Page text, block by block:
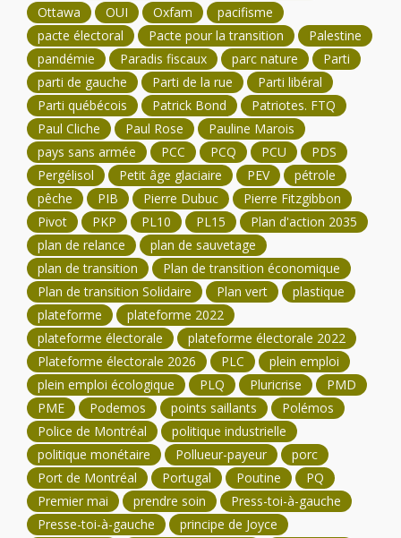
Ottawa
OUI Oxfam
pacifisme
pacte électoral
Pacte pour la transition
Palestine
pandémie
Paradis fiscaux parc nature
Parti
parti de gauche
Parti de la rue
Parti libéral
Parti québécois
Patrick Bond
Patriotes. FTQ
Paul Cliche
Paul Rose
Pauline Marois
pays sans armée
PCC PCQ PCU
PDS
Pergélisol
Petit âge glaciaire PEV
pétrole
pêche
PIB Pierre Dubuc
Pierre Fitzgibbon
Pivot
PKP PL10 PL15
Plan d'action 2035
plan de relance
plan de sauvetage
plan de transition
Plan de transition économique
Plan de transition Solidaire
Plan vert
plastique
plateforme
plateforme 2022
plateforme électorale
plateforme électorale 2022
Plateforme électorale 2026
PLC
plein emploi
plein emploi écologique
PLQ Pluricrise
PMD
PME
Podemos points saillants
Polémos
Police de Montréal
politique industrielle
politique monétaire
Pollueur-payeur
porc
Port de Montréal
Portugal Poutine
PQ
Premier mai
prendre soin
Press-toi-à-gauche
Presse-toi-à-gauche
principe de Joyce